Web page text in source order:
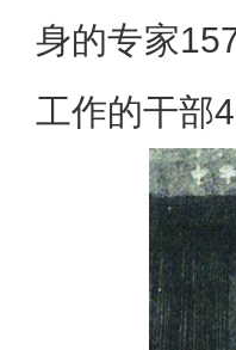
身的专家
工作的干部